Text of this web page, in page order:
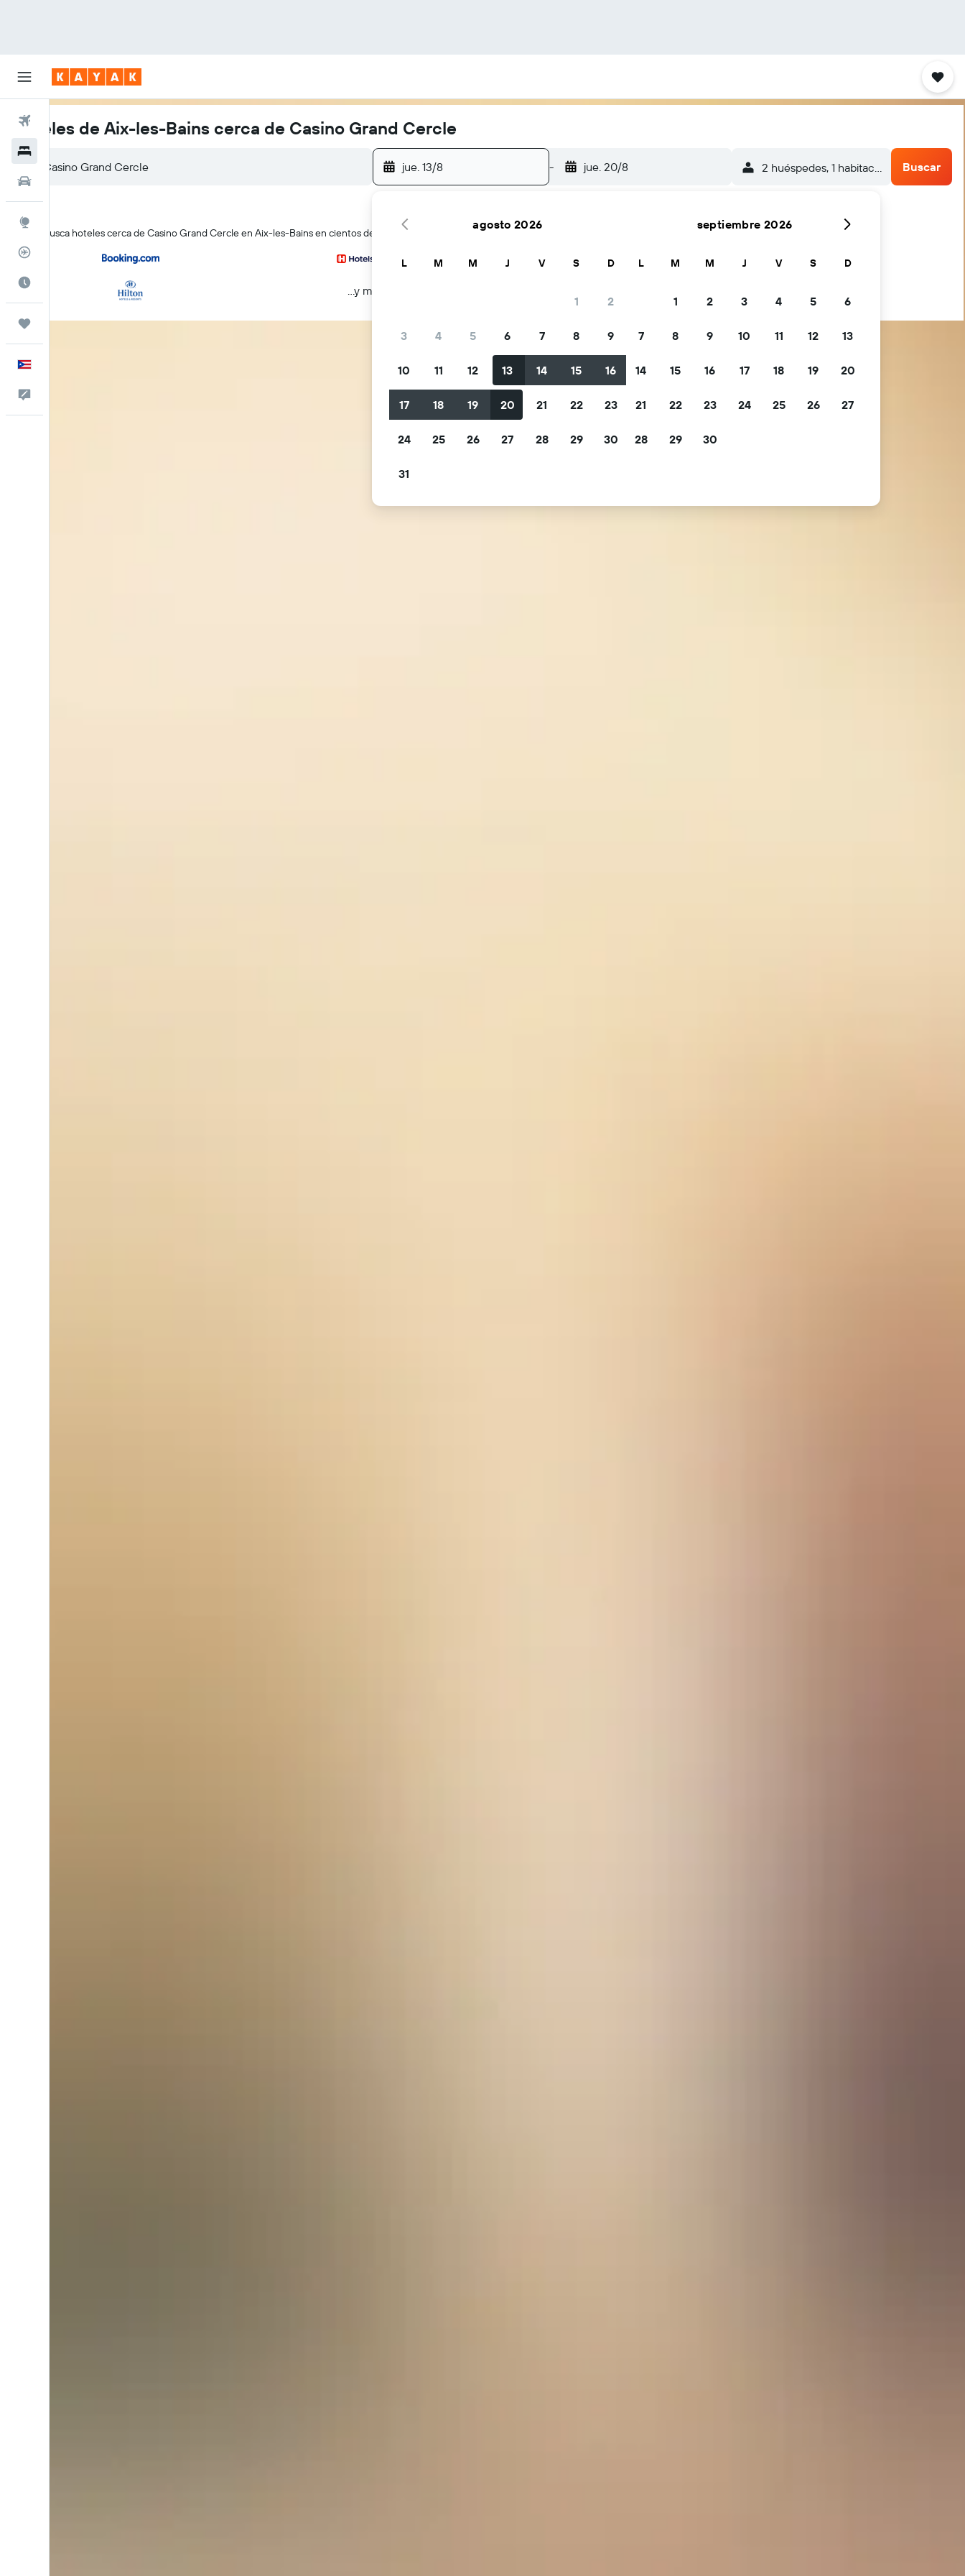
Vuelos
Trips
Hoteles de Aix-les-Bains cerca de Casino Grand Cercle
jue. 13/8 - jue. 20/8 2 huéspedes, 1 habitación Buscar
KAYAK busca hoteles cerca de Casino Grand Cercle en Aix-les-Bains en cientos de webs de viajes a la vez
...y más
agosto 2026
L M M J V S D
1 2
3 4 5 6 7 8 9
10 11 12 13 14 15 16
17 18 19 20 21 22 23
24 25 26 27 28 29 30
31
septiembre 2026
L M M J V S D
1 2 3 4 5 6
7 8 9 10 11 12 13
14 15 16 17 18 19 20
21 22 23 24 25 26 27
28 29 30